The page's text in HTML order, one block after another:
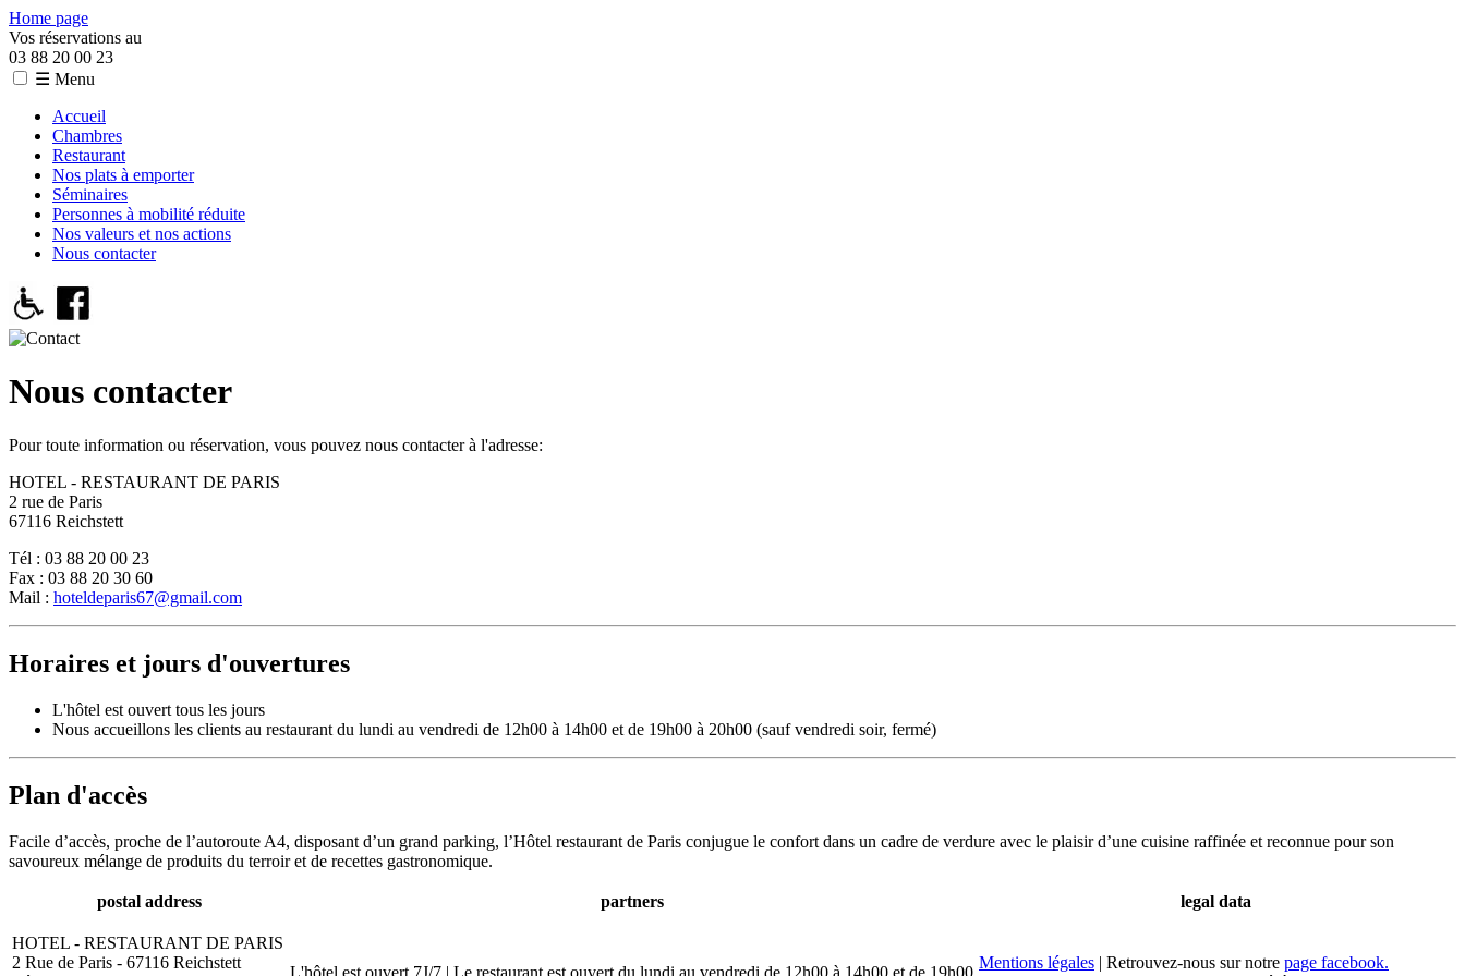
Home page
Vos réservations au
03 88 20 00 23
☰ Menu
Accueil
Chambres
Restaurant
Nos plats à emporter
Séminaires
Personnes à mobilité réduite
Nos valeurs et nos actions
Nous contacter
Nous contacter
Pour toute information ou réservation, vous pouvez nous contacter à l'adresse:
HOTEL - RESTAURANT DE PARIS
2 rue de Paris
67116 Reichstett
Tél : 03 88 20 00 23
Fax : 03 88 20 30 60
Mail : hoteldeparis67@gmail.com
Horaires et jours d'ouvertures
L'hôtel est ouvert tous les jours
Nous accueillons les clients au restaurant du lundi au vendredi de 12h00 à 14h00 et de 19h00 à 20h00 (sauf vendredi soir, fermé)
Plan d'accès
Facile d’accès, proche de l’autoroute A4, disposant d’un grand parking, l’Hôtel restaurant de Paris conjugue le confort dans un cadre de verdure avec le plaisir d’une cuisine raffinée et reconnue pour son
savoureux mélange de produits du terroir et de recettes gastronomique.
postal address partners legal data
HOTEL - RESTAURANT DE PARIS
2 Rue de Paris - 67116 Reichstett
L'hôtel est ouvert 7J/7 | Le restaurant est ouvert du lundi au vendredi de 12h00 à 14h00 et de 19h00
Mentions légales | Retrouvez-nous sur notre page facebook.